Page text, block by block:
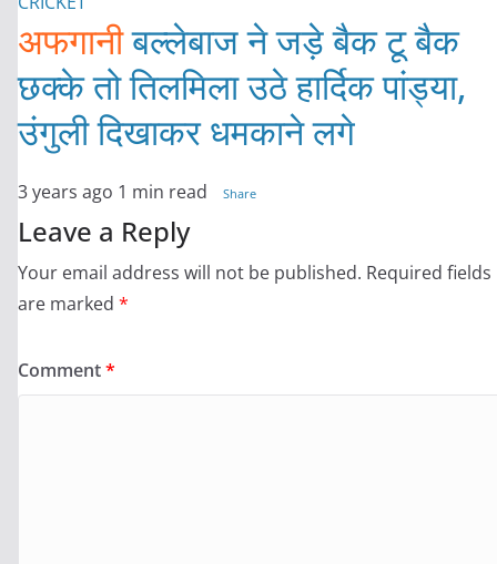
अफगानीबल्लेबाज ने जड़े बैक टू बैक
छक्के तो तिलमिला उठे हार्दिक पांड्या,
उंगुली दिखाकर धमकाने लगे
3 years ago 1 min read Share
Leave a Reply
Your email address will not be published. Required fields
are marked *
Comment*